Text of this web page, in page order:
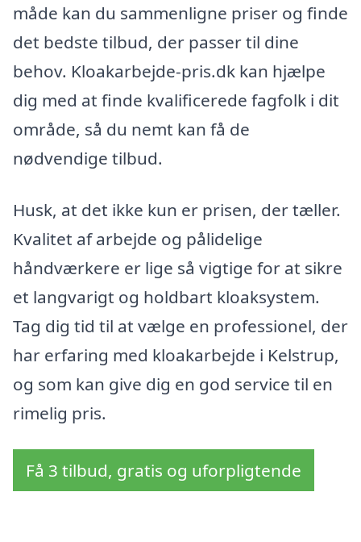
måde kan du sammenligne priser og finde
det bedste tilbud, der passer til dine
behov. Kloakarbejde-pris.dk kan hjælpe
dig med at finde kvalificerede fagfolk i dit
område, så du nemt kan få de
nødvendige tilbud.
Husk, at det ikke kun er prisen, der tæller.
Kvalitet af arbejde og pålidelige
håndværkere er lige så vigtige for at sikre
et langvarigt og holdbart kloaksystem.
Tag dig tid til at vælge en professionel, der
har erfaring med kloakarbejde i Kelstrup,
og som kan give dig en god service til en
rimelig pris.
Få 3 tilbud, gratis og uforpligtende